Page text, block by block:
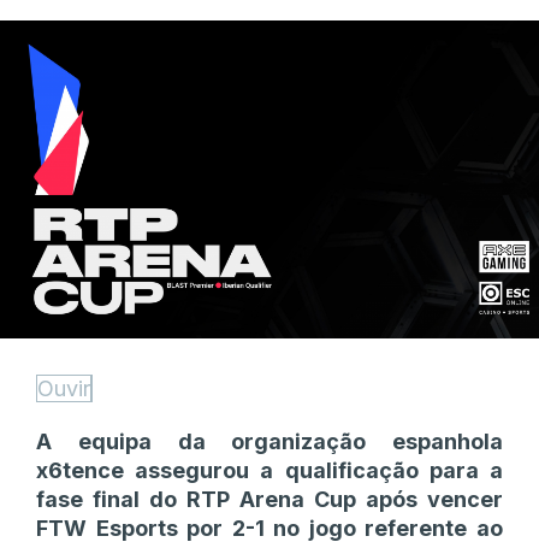
Ouvir
A equipa da organização espanhola
x6tence assegurou a qualificação para a
fase final do RTP Arena Cup após vencer
FTW Esports por 2-1 no jogo referente ao